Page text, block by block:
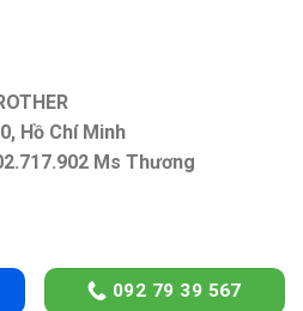
Hồ Chí Minh
Ms Thương
092 79 39 567